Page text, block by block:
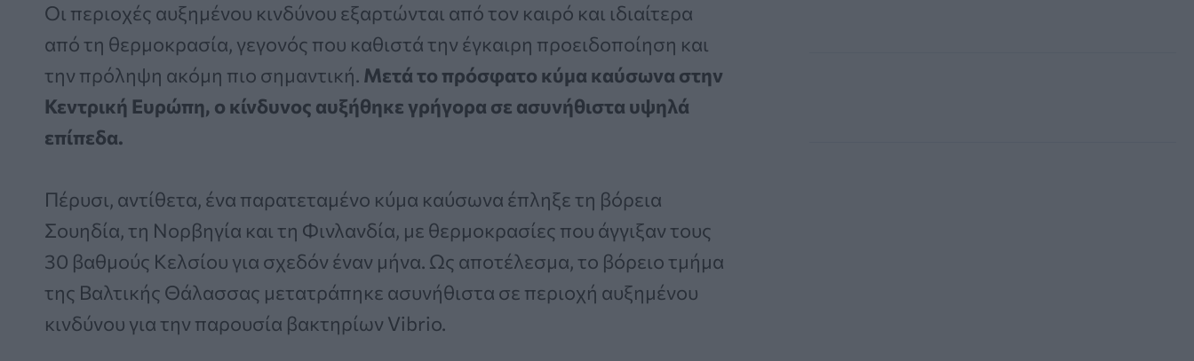
Οι περιοχές αυξημένου κινδύνου εξαρτώνται από τον καιρό και ιδιαίτερα
από τη θερμοκρασία, γεγονός που καθιστά την έγκαιρη προειδοποίηση και
την πρόληψη ακόμη πιο σημαντική. Μετά το πρόσφατο κύμα καύσωνα στην
Κεντρική Ευρώπη, ο κίνδυνος αυξήθηκε γρήγορα σε ασυνήθιστα υψηλά
επίπεδα.
Πέρυσι, αντίθετα, ένα παρατεταμένο κύμα καύσωνα έπληξε τη βόρεια
Σουηδία, τη Νορβηγία και τη Φινλανδία, με θερμοκρασίες που άγγιξαν τους
30 βαθμούς Κελσίου για σχεδόν έναν μήνα. Ως αποτέλεσμα, το βόρειο τμήμα
της Βαλτικής Θάλασσας μετατράπηκε ασυνήθιστα σε περιοχή αυξημένου
κινδύνου για την παρουσία βακτηρίων Vibrio.